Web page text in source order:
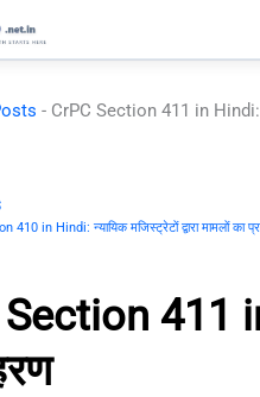
- CrPC Section 411 in Hindi:
410 in Hindi: न्यायिक मजिस्ट्रेटों द्वारा मामलों का
411 in